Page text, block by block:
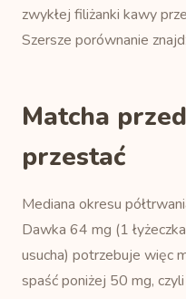
zwykłej filiżanki kawy
Szersze porównanie
Matcha
przestać
Mediana okresu
Dawka 64 mg (1
usucha) potrzebuje więc
spaść poniżej 50 mg,